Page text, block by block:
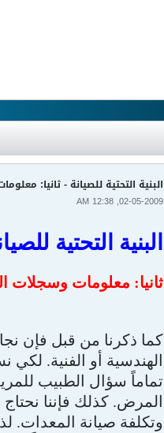
البنية التحتية للصيانة - ثانيا:
02-05-2009, 12:38 AM
البنية التحتية
ثانيا: معلومات وسجلات
كما ذكرنا من قبل فإن
الهندسية أو الفنية.
تماماً سؤال الطبيب
المرض. كذلك فإننا
وتكلفة صيانة المعدات.